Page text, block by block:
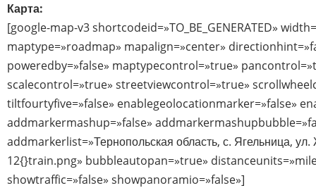
Карта:
[google-map-v3 shortcodeid=»TO_BE_GENERATED»
maptype=»roadmap» mapalign=»center»
poweredby=»false» maptypecontrol=»true»
scalecontrol=»true» streetviewcontrol=»true»
tiltfourtyfive=»false» enablegeolocationmarker=»false»
addmarkermashup=»false»
addmarkerlist=»Тернопольская область, с. Ягельница,
12{}train.png» bubbleautopan=»true»
showtraffic=»false» showpanoramio=»false»]